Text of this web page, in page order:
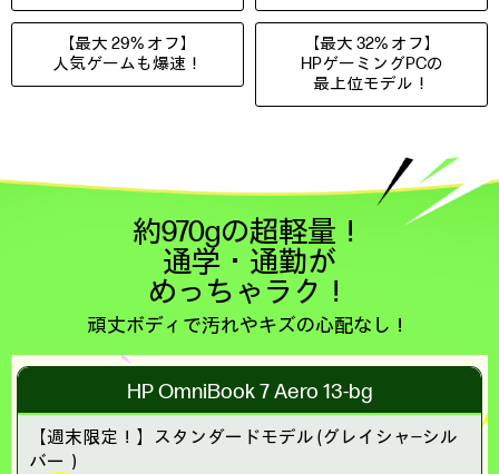
【最大 29% オフ】
人気ゲームも爆速！
【最大 32% オフ】
HPゲーミングPCの
最上位モデル！
約970gの超軽量！
通学・通勤が
めっちゃラク！
頑丈ボディで汚れやキズの心配なし！
HP OmniBook 7 Aero 13-bg
【週末限定！】
スタンダードモデル (グレイシャ―シル
バー）